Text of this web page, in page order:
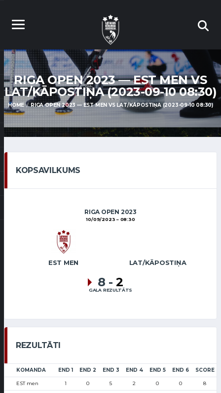
RIGA OPEN 2023 — EST MEN VS
LAT/KĀPOSTIŅA (2023-09-10 08:30)
HOME RIGA OPEN 2023 — EST MEN VS LAT/KĀPOSTIŅA (2023-09-10 08:30)
KOPSAVILKUMS
RIGA OPEN 2023
10/09/2023 08:30
EST MEN LAT/KĀPOSTIŅA
8 - 2
GALA REZULTĀTS
REZULTĀTI
KOMANDA END 1 END 2 END 3 END 4 END 5 END 6 SCORE
EST men 1 0 5 2 0 0 8